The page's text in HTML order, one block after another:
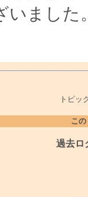
いました
トピッ
こ
過去ロ